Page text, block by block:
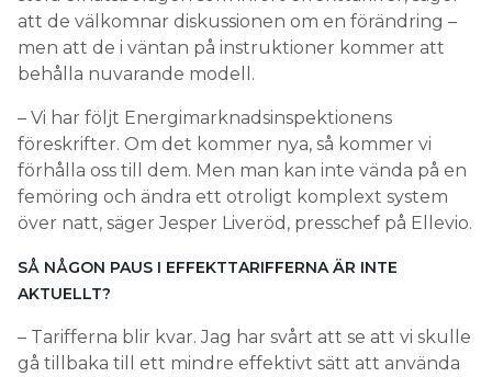
att de välkomnar diskussionen om en förändring –
men att de i väntan på instruktioner kommer att
behålla nuvarande modell.
– Vi har följt Energimarknadsinspektionens
föreskrifter. Om det kommer nya, så kommer vi
förhålla oss till dem. Men man kan inte vända på en
femöring och ändra ett otroligt komplext system
över natt, säger Jesper Liveröd, presschef på Ellevio.
SÅ NÅGON PAUS I EFFEKTTARIFFERNA ÄR INTE
AKTUELLT?
– Tarifferna blir kvar. Jag har svårt att se att vi skulle
gå tillbaka till ett mindre effektivt sätt att använda